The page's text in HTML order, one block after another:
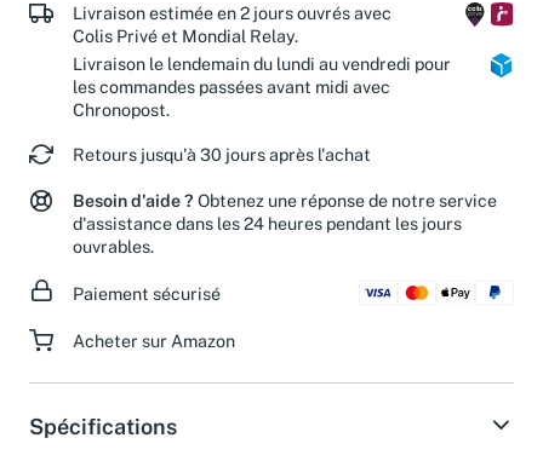
Livraison estimée en 2 jours ouvrés avec
Colis Privé et Mondial Relay.
Livraison le lendemain du lundi au vendredi pour
les commandes passées avant midi avec
Chronopost.
Retours jusqu'à 30 jours après l'achat
Besoin d'aide ? Obtenez une réponse de notre service
d'assistance dans les 24 heures pendant les jours
ouvrables.
Paiement sécurisé
Acheter sur Amazon
Spécifications